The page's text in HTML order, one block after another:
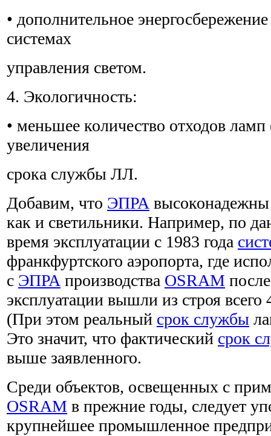
• дополнительное
системах
управления светом.
4. Экологичность:
• меньшее количество отходов ламп
увеличения
срока службы ЛЛ.
Добавим, что ЭПРА высоконадежны
как и светильники. Например, по
время эксплуатации с 1983 года
франкфуртского аэропорта, где
с ЭПРА производства OSRAM
эксплуатации вышли из строя
(При этом реальный срок службы
Это значит, что фактический срок
выше заявленного.
Среди объектов, освещенных с
OSRAM в прежние годы, следует
крупнейшее промышленное